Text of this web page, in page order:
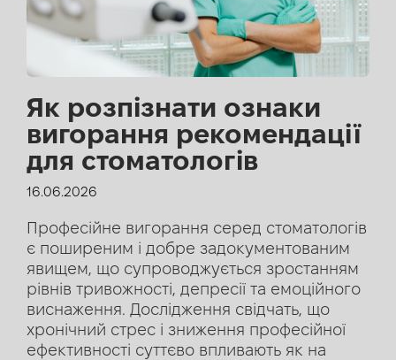
Як розпізнати ознаки
вигорання рекомендації
для стоматологів
16.06.2026
Професійне вигорання серед стоматологів
є поширеним і добре задокументованим
явищем, що супроводжується зростанням
рівнів тривожності, депресії та емоційного
виснаження. Дослідження свідчать, що
хронічний стрес і зниження професійної
ефективності суттєво впливають як на